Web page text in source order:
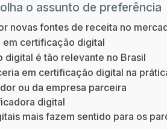
o assunto de preferência
novas fontes de receita no
em certificação digital
digital é tão relevante no Brasil
em certificação digital na
ou da empresa parceira
digital
mais fazem sentido para os